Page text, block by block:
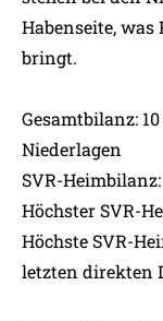
Habenseite,
bringt.
Gesamtbilanz:
Niederlagen
SVR-
Höchster SVR-
Höchste SVR-
letzten direkten